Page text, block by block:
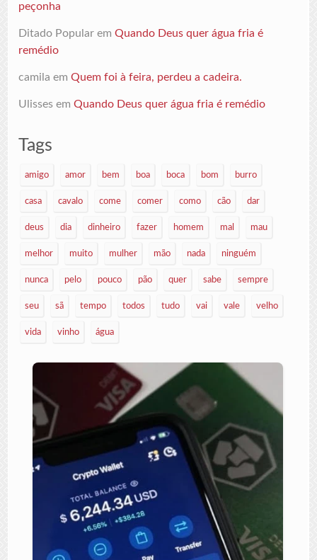
peçonha
Ditado Popular emQuando Deus quer água fria é
remédio
camila emQuem foi à feira, perdeu a cadeira.
Ulisses emQuando Deus quer água fria é remédio
Tags
amigo amor bem boa boca bom burro
casa cavalo come comer como cão dar
deus dia dinheiro fazer homem mal mau
melhor muito mulher mão nada ninguém
nunca pelo pouco pão quer sabe sempre
seu sã tempo todos tudo vai vale velho
vida vinho água